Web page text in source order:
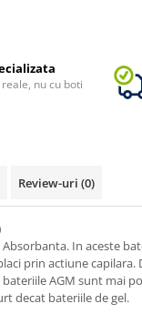
nu cu boti
Review-uri (0)
Absorbanta. In aceste
prin actiune
AGM sunt mai
decat bateriile de gel.